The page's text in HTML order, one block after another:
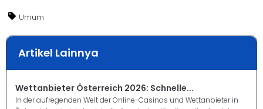
Umum
Artikel Lainnya
Wettanbieter Österreich 2026: Schnelle...
In der aufregenden Welt der Online-Casinos und Wettanbieter in